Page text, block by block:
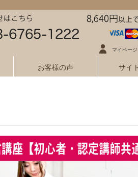
マイページ
お客様の声 サイ